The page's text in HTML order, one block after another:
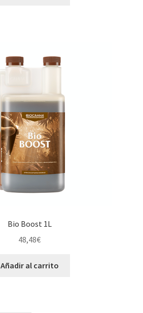
Bio Boost 1L
48,48€
Añadir al carrito